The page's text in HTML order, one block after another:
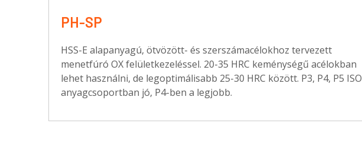
PH-SP
HSS-E alapanyagú, ötvözött- és szerszámacélokhoz tervezett
menetfúró OX felületkezeléssel. 20-35 HRC keménységű acélokban
lehet használni, de legoptimálisabb 25-30 HRC között. P3, P4, P5 ISO
anyagcsoportban jó, P4-ben a legjobb.